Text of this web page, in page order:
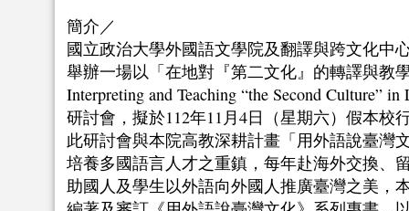
簡介／
國立政治大學外國語文學院及翻譯與跨文化中
舉辦一場以「在地對『第二文化』的轉譯與教
Interpreting and Teaching “the Second Culture”
研討會，擬於112年11月4日（星期六）假本校
此研討會與本院高教深耕計畫「用外語說臺灣
培養多國語言人才之重鎮，每年赴海外交換、
助國人及學生以外語向外國人推廣臺灣之美，